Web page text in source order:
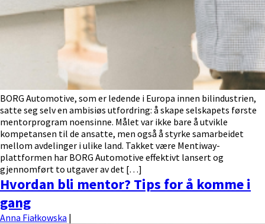
BORG Automotive, som er ledende i Europa innen bilindustrien,
satte seg selv en ambisiøs utfordring: å skape selskapets første
mentorprogram noensinne. Målet var ikke bare å utvikle
kompetansen til de ansatte, men også å styrke samarbeidet
mellom avdelinger i ulike land. Takket være Mentiway-
plattformen har BORG Automotive effektivt lansert og
gjennomført to utgaver av det […]
Hvordan bli mentor? Tips for å komme i
gang
Anna Fiałkowska |